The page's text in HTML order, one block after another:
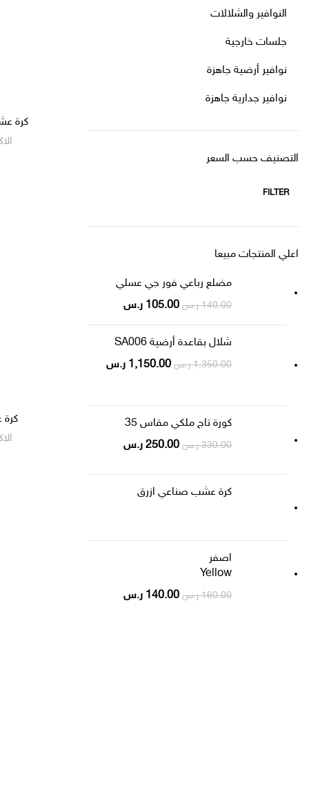
النوافير والشلالات
جلسات خارجية
نوافير أرضية جاهزة
نوافير جدارية جاهزة
التصنيف حسب السعر
FILTER
اعلي المنتجات مبيعا
مضلع رباعي فور جي عسلي
140.00 ر.س 105.00 ر.س
شلال بقاعدة أرضية SA006
1,350.00 ر.س 1,150.00 ر.س
كورة تاج ملكي مقاس 35
330.00 ر.س 250.00 ر.س
كرة عشب صناعي ازرق
اصفر
Yellow
160.00 ر.س 140.00 ر.س
كرة